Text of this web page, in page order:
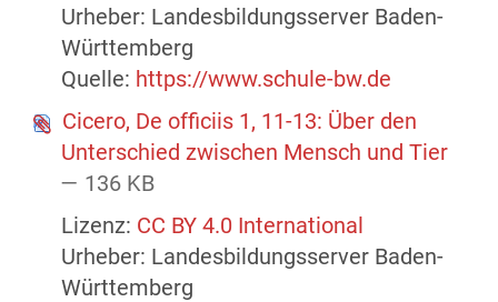
Urheber: Landesbildungsserver Baden-
Württemberg
Quelle: https://www.schule-bw.de
Cicero, De officiis 1, 11-13: Über den
Unterschied zwischen Mensch und Tier
— 136 KB
Lizenz: CC BY 4.0 International
Urheber: Landesbildungsserver Baden-
Württemberg